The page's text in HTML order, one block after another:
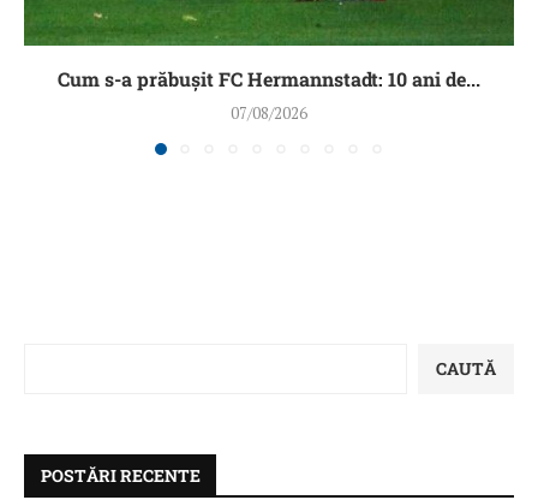
Cum s-a prăbușit FC Hermannstadt: 10 ani de...
07/08/2026
CAUTĂ
POSTĂRI RECENTE